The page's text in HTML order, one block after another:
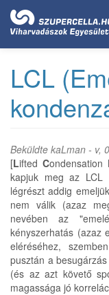
Ugrás
tartalomra
LCL
Beküldte kaLman - v,
[Lifted Condensation
kapjuk meg az LCL
légrészt addig
nem válik (azaz
nevében az
kényszerhatás
eléréséhez,
pusztán a
(és az azt követő
magassága jó